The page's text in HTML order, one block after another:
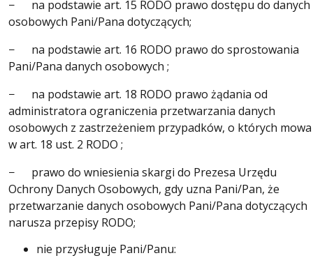
− na podstawie art. 15 RODO prawo dostępu do danych
osobowych Pani/Pana dotyczących;
− na podstawie art. 16 RODO prawo do sprostowania
Pani/Pana danych osobowych ;
− na podstawie art. 18 RODO prawo żądania od
administratora ograniczenia przetwarzania danych
osobowych z zastrzeżeniem przypadków, o których mowa
w art. 18 ust. 2 RODO ;
− prawo do wniesienia skargi do Prezesa Urzędu
Ochrony Danych Osobowych, gdy uzna Pani/Pan, że
przetwarzanie danych osobowych Pani/Pana dotyczących
narusza przepisy RODO;
nie przysługuje Pani/Panu: